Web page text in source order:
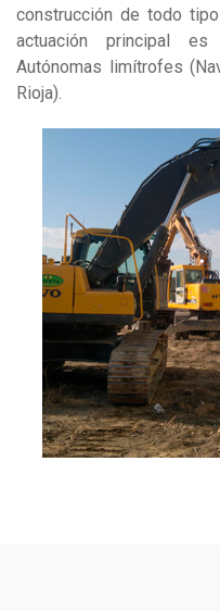
construcción de todo
actuación principal
Autónomas limítrofes
Rioja).